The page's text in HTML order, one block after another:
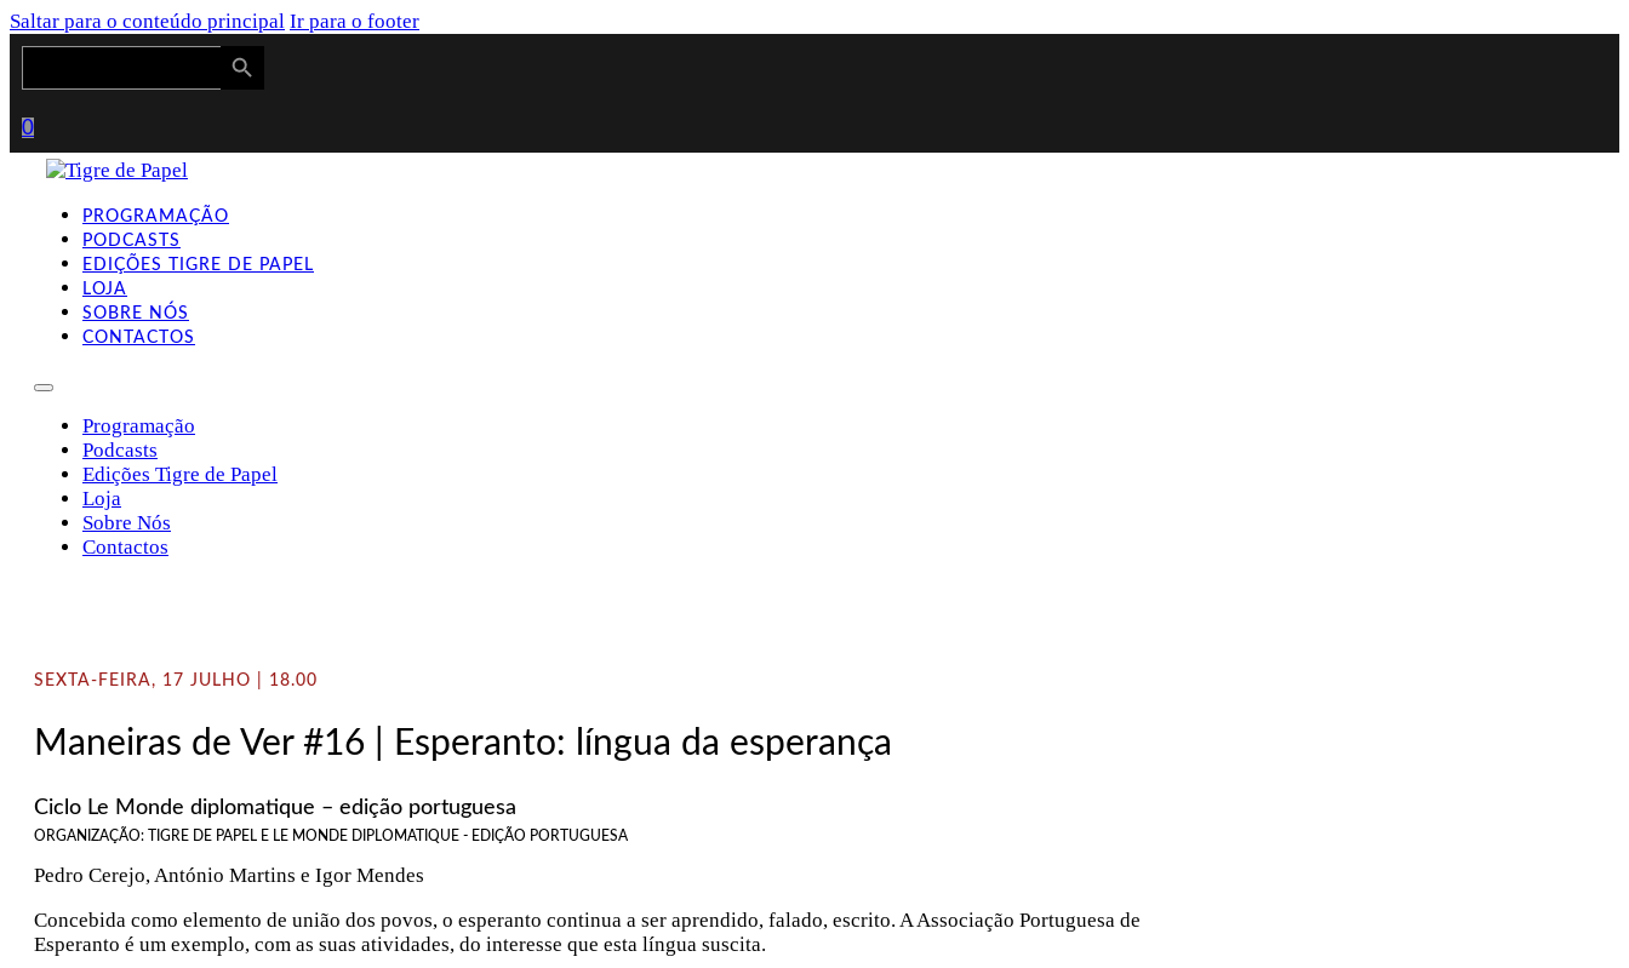
Saltar para o conteúdo principal Ir para o footer
Search
Search Button
0
PROGRAMAÇÃO
PODCASTS
EDIÇÕES TIGRE DE PAPEL
LOJA
SOBRE NÓS
CONTACTOS
Programação
Podcasts
Edições Tigre de Papel
Loja
Sobre Nós
Contactos
SEXTA-FEIRA, 17 JULHO | 18.00
Maneiras de Ver #16 | Esperanto: língua da esperança
Ciclo Le Monde diplomatique – edição portuguesa
ORGANIZAÇÃO: TIGRE DE PAPEL E LE MONDE DIPLOMATIQUE - EDIÇÃO PORTUGUESA
Pedro Cerejo, António Martins e Igor Mendes
Concebida como elemento de união dos povos, o esperanto continua a ser aprendido, falado, escrito. A Associação Portuguesa de
Esperanto é um exemplo, com as suas atividades, do interesse que esta língua suscita.